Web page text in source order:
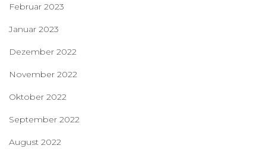
Februar 2023
Januar 2023
Dezember 2022
November 2022
Oktober 2022
September 2022
August 2022